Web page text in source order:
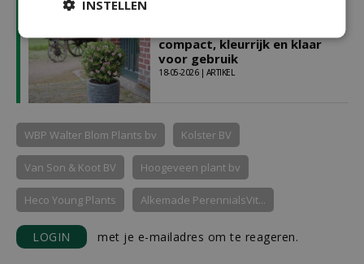
LEES OOK
compact, kleurrijk en klaar
voor gebruik
18-05-2026 | ARTIKEL
WBP Walter Blom Plants bv Kolster BV
Van Son & Koot BV Hoogeveen plant bv
Heco Young Plants Alkemade PerennialsVit...
LOGIN met je e-mailadres om te reageren.
INSTELLEN